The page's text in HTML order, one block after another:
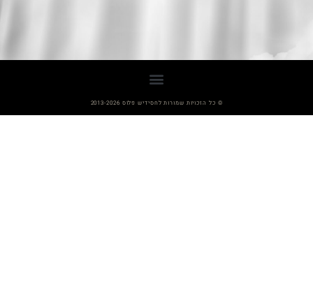
© כל הזכויות שמורות לחסידיש פלוס 2013-2026